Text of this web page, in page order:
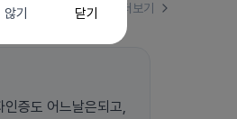
더보기
증도 어느날은되고,
기 닫기